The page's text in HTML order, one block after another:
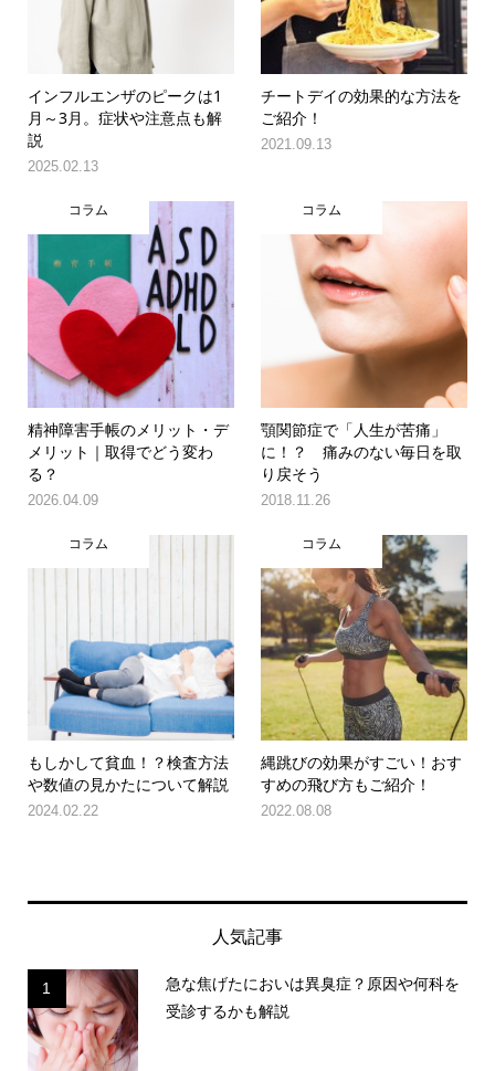
インフルエンザのピークは1
月～3月。症状や注意点も解
説
2025.02.13
チートデイの効果的な方法を
ご紹介！
2021.09.13
コラム
精神障害手帳のメリット・デ
メリット｜取得でどう変わ
る？
2026.04.09
コラム
顎関節症で「人生が苦痛」
に！？ 痛みのない毎日を取
り戻そう
2018.11.26
コラム
もしかして貧血！？検査方法
や数値の見かたについて解説
2024.02.22
コラム
縄跳びの効果がすごい！おす
すめの飛び方もご紹介！
2022.08.08
人気記事
1
急な焦げたにおいは異臭症？原因や何科を
受診するかも解説